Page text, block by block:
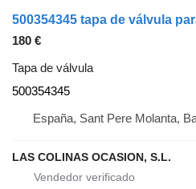
500354345 tapa de válvula
180 €
Tapa de válvula
500354345
España, Sant Pere Molanta,
LAS COLINAS OCASION, S.L.